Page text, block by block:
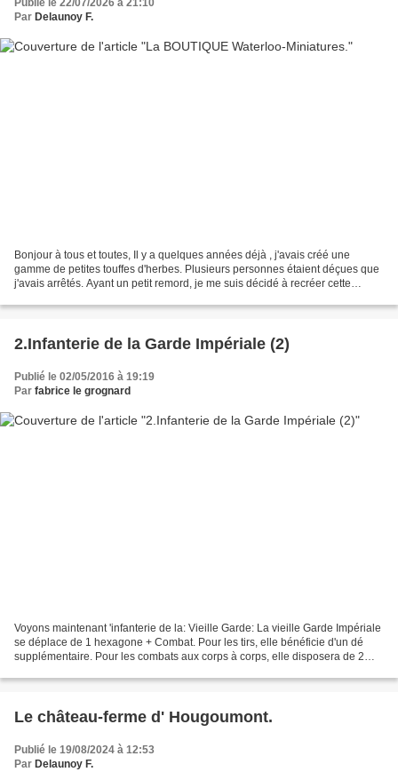
Publié le 22/07/2026 à 21:10
Par Delaunoy F.
Bonjour à tous et toutes, Il y a quelques années déjà , j'avais créé une
gamme de petites touffes d'herbes. Plusieurs personnes étaient déçues que
j'avais arrêtés. Ayant un petit remord, je me suis décidé à recréer cette
2.Infanterie de la Garde Impériale (2)
Publié le 02/05/2016 à 19:19
Par fabrice le grognard
Voyons maintenant 'infanterie de la: Vieille Garde: La vieille Garde Impériale
se déplace de 1 hexagone + Combat. Pour les tirs, elle bénéficie d'un dé
supplémentaire. Pour les combats aux corps à corps, elle disposera de 2
Le château-ferme d' Hougoumont.
Publié le 19/08/2024 à 12:53
Par Delaunoy F.